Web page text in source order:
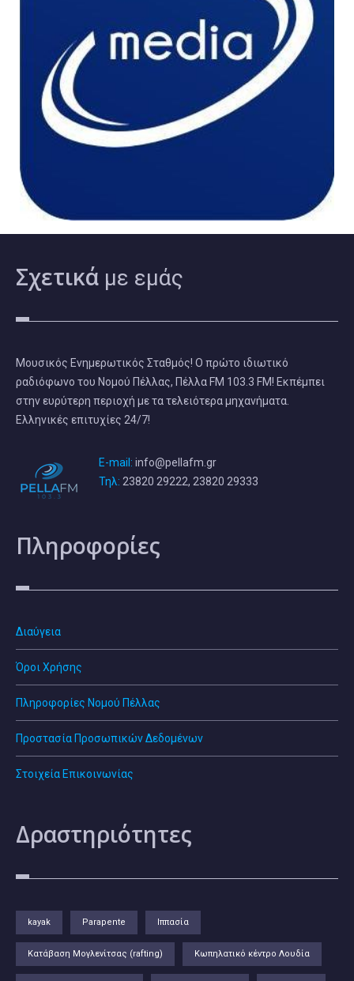
Σχετικά με εμάς
Μουσικός Ενημερωτικός Σταθμός! Ο πρώτο ιδιωτικό
ραδιόφωνο του Νομού Πέλλας, Πέλλα FM 103.3 FM! Εκπέμπει
στην ευρύτερη περιοχή με τα τελειότερα μηχανήματα.
Ελληνικές επιτυχίες 24/7!
E-mail: info@pellafm.gr
Τηλ: 23820 29222, 23820 29333
Πληροφορίες
Διαύγεια
Όροι Χρήσης
Πληροφορίες Νομού Πέλλας
Προστασία Προσωπικών Δεδομένων
Στοιχεία Επικοινωνίας
Δραστηριότητες
kayak Parapente Ιππασία
Κατάβαση Μογλενίτσας (rafting) Κωπηλατικό κέντρο Λουδία